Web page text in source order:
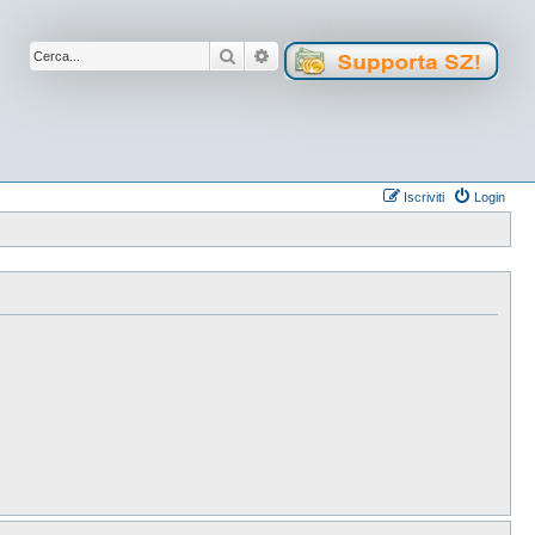
Cerca Ricerca avanzata
Login
Iscriviti